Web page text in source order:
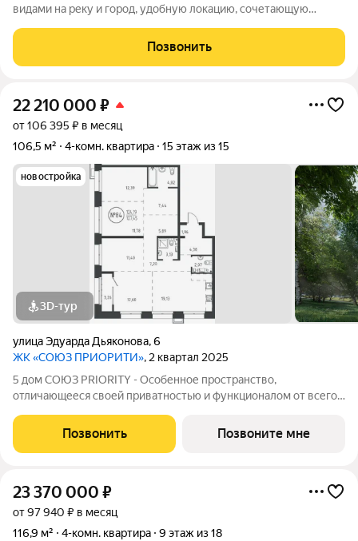
видами на реку и город, удобную локацию, сочетающую
транспортную доступность, выразительную архитектуру и
продуманные до мелочей дизайнерские места
Позвонить
22 210 000 ₽
от 106 395 ₽ в месяц
106,5 м²
4-комн. квартира 15 этаж из 15
новостройка
3D-тур
улица Эдуарда Дьяконова,6
ЖК «СОЮЗ ПРИОРИТИ», 2 квартал 2025
5 дом СОЮЗ PRIORITY - Особенное пространство,
отличающееся своей приватностью и функционалом от всего
предпочитает более камерный формат жилья чувствовал себя
дома. Дом, обладающий потрясающими
Позвонить Позвоните мне
23 370 000 ₽
от 97 940 ₽ в месяц
116,9 м²
4-комн. квартира 9 этаж из 18